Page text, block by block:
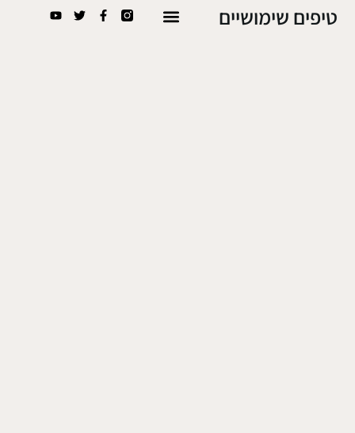
טיפים שימושיים